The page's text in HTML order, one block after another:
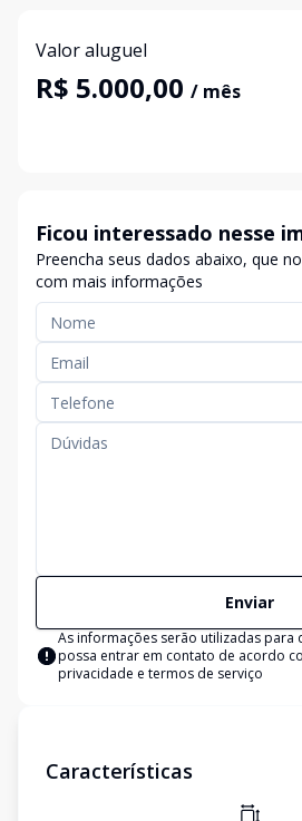
Valor aluguel
R$ 5.000,00 / mês
Ficou interessado nesse
Preencha seus dados abaixo, que
com mais informações
Enviar
As informações serão utilizadas para
possa entrar em contato de acordo
privacidade e termos de serviço
Características